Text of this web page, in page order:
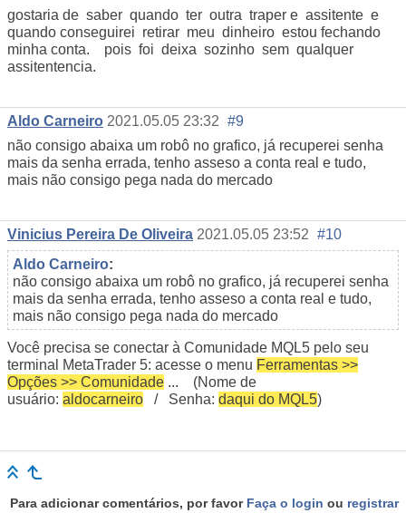
gostaria de saber quando ter outra traper e assitente e
quando conseguirei retirar meu dinheiro estou fechando
minha conta. pois foi deixa sozinho sem qualquer
assitentencia.
Aldo Carneiro 2021.05.05 23:32 #9
não consigo abaixa um robô no grafico, já recuperei senha
mais da senha errada, tenho asseso a conta real e tudo,
mais não consigo pega nada do mercado
Vinicius Pereira De Oliveira 2021.05.05 23:52 #10
Aldo Carneiro:
não consigo abaixa um robô no grafico, já recuperei senha
mais da senha errada, tenho asseso a conta real e tudo,
mais não consigo pega nada do mercado
Você precisa se conectar à Comunidade MQL5 pelo seu
terminal MetaTrader 5: acesse o menu Ferramentas >>
Opções >> Comunidade ... (Nome de
usuário: aldocarneiro / Senha: daqui do MQL5)
Para adicionar comentários, por favor Faça o login ou registrar